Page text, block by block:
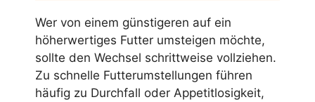
Wer von einem günstigeren auf ein
höherwertiges Futter umsteigen möchte,
sollte den Wechsel schrittweise vollziehen.
Zu schnelle Futterumstellungen führen
häufig zu Durchfall oder Appetitlosigkeit,